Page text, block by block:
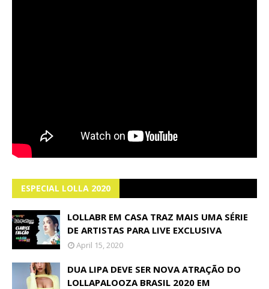
ESPECIAL LOLLA 2020
LOLLABR EM CASA TRAZ MAIS UMA SÉRIE
DE ARTISTAS PARA LIVE EXCLUSIVA
April 15, 2020
DUA LIPA DEVE SER NOVA ATRAÇÃO DO
LOLLAPALOOZA BRASIL 2020 EM